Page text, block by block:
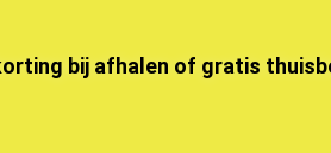
bij afhalen of gratis